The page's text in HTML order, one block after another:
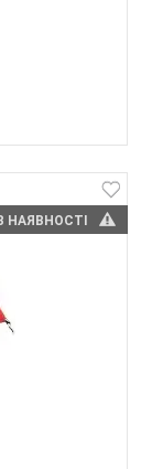
НАЯВНОСТІ